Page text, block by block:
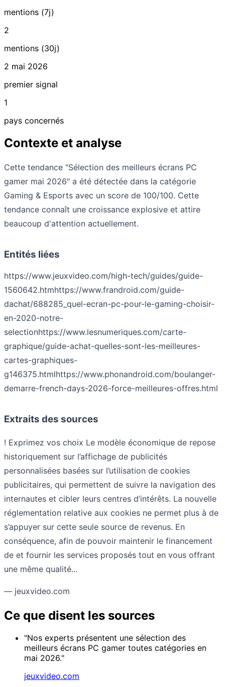
mentions (7j)
2
mentions (30j)
2 mai 2026
premier signal
1
pays concernés
Contexte et analyse
Cette tendance "Sélection des meilleurs écrans PC
gamer mai 2026" a été détectée dans la catégorie
Gaming & Esports avec un score de 100/100. Cette
tendance connaît une croissance explosive et attire
beaucoup d'attention actuellement.
Entités liées
https://www.jeuxvideo.com/high-tech/guides/guide-
1560642.htmhttps://www.frandroid.com/guide-
dachat/688285_quel-ecran-pc-pour-le-gaming-choisir-
en-2020-notre-
selectionhttps://www.lesnumeriques.com/carte-
graphique/guide-achat-quelles-sont-les-meilleures-
cartes-graphiques-
g146375.htmlhttps://www.phonandroid.com/boulanger-
demarre-french-days-2026-force-meilleures-offres.html
Extraits des sources
! Exprimez vos choix Le modèle économique de repose
historiquement sur l’affichage de publicités
personnalisées basées sur l’utilisation de cookies
publicitaires, qui permettent de suivre la navigation des
internautes et cibler leurs centres d’intérêts. La nouvelle
réglementation relative aux cookies ne permet plus à de
s’appuyer sur cette seule source de revenus. En
conséquence, afin de pouvoir maintenir le financement
de et fournir les services proposés tout en vous offrant
une même qualité...
— jeuxvideo.com
Ce que disent les sources
"Nos experts présentent une sélection des
meilleurs écrans PC gamer toutes catégories en
mai 2026."
jeuxvideo.com